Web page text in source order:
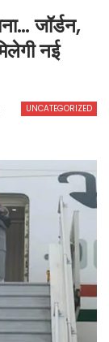
जॉर्डन,
नई
UNCATEGORIZED